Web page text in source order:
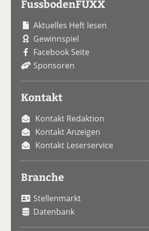
FussbodenFUXX
Aktuelles Heft lesen
Gewinnspiel
Facebook Seite
Sponsoren
Kontakt
Kontakt Redaktion
Kontakt Anzeigen
Kontakt Leserservice
Branche
Stellenmarkt
Datenbank